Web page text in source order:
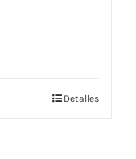
Detalles